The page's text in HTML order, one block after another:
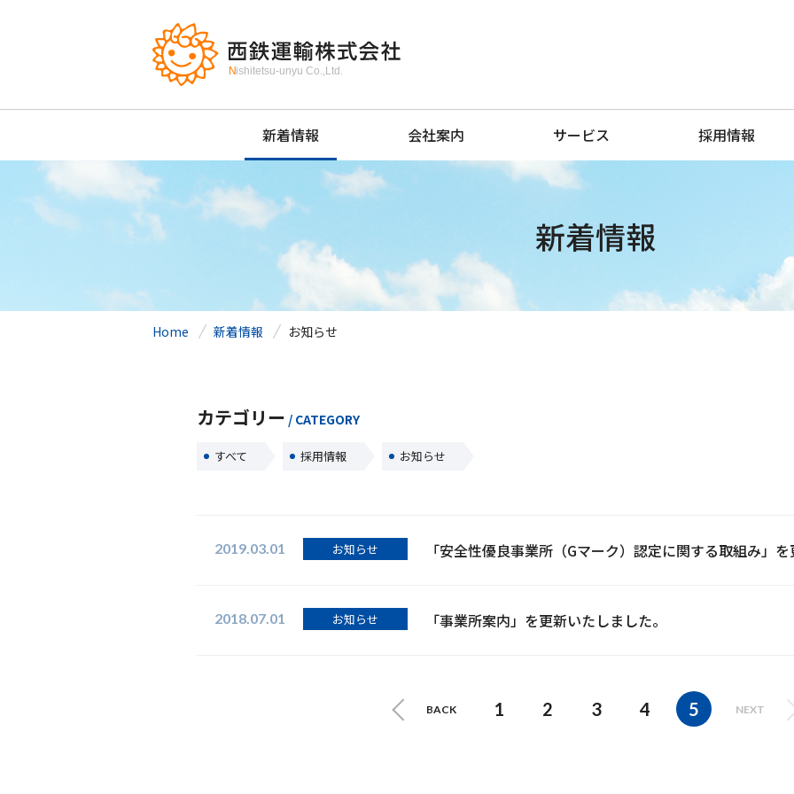
新着情報 会社案内 サービス 採用情報
新着情報
Home 新着情報 お知らせ
カテゴリー / CATEGORY
すべて 採用情報 お知らせ
2019.03.01 お知らせ 「安全性優良事業所（Gマーク）認定に関する取組み」を
2018.07.01 お知らせ 「事業所案内」を更新いたしました。
BACK NEXT
1 2 3 4 5